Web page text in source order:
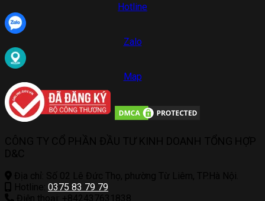
Hotline
Zalo
Map
0375 83 79 79